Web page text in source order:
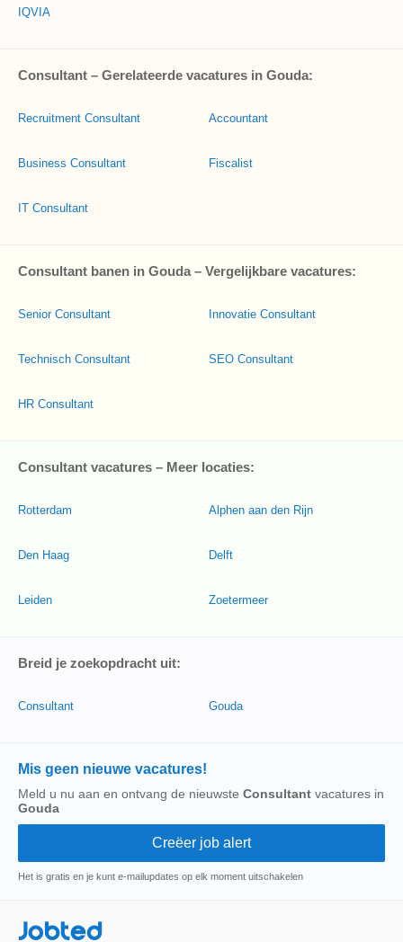
IQVIA
Consultant – Gerelateerde vacatures in Gouda:
Recruitment Consultant
Business Consultant
IT Consultant
Accountant
Fiscalist
Consultant banen in Gouda – Vergelijkbare vacatures:
Senior Consultant
Technisch Consultant
HR Consultant
Innovatie Consultant
SEO Consultant
Consultant vacatures – Meer locaties:
Rotterdam
Den Haag
Leiden
Alphen aan den Rijn
Delft
Zoetermeer
Breid je zoekopdracht uit:
Consultant Gouda
Mis geen nieuwe vacatures!
Meld u nu aan en ontvang de nieuwste Consultant vacatures in
Gouda
Het is gratis en je kunt e-mailupdates op elk moment uitschakelen
Jobted